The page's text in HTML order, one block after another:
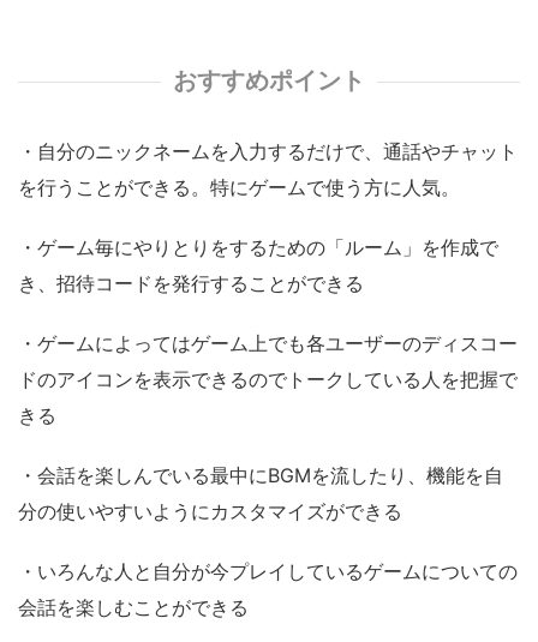
おすすめポイント
・自分のニックネームを入力するだけで、通話やチャット
を行うことができる。特にゲームで使う方に人気。
・ゲーム毎にやりとりをするための「ルーム」を作成で
き、招待コードを発行することができる
・ゲームによってはゲーム上でも各ユーザーのディスコー
ドのアイコンを表示できるのでトークしている人を把握で
きる
・会話を楽しんでいる最中にBGMを流したり、機能を自
分の使いやすいようにカスタマイズができる
・いろんな人と自分が今プレイしているゲームについての
会話を楽しむことができる